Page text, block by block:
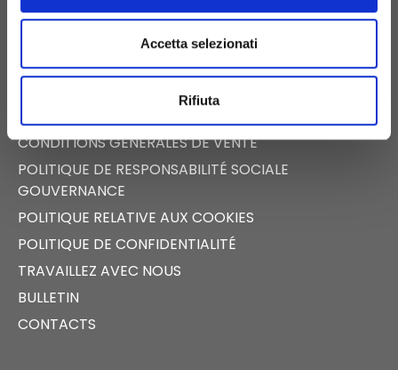
Accetta selezionati
Rifiuta
SALLE DE PRESSE
CERTIFICATIONS
CONDITIONS GÉNÉRALES DE VENTE
POLITIQUE DE RESPONSABILITÉ SOCIALE
GOUVERNANCE
POLITIQUE RELATIVE AUX COOKIES
POLITIQUE DE CONFIDENTIALITÉ
TRAVAILLEZ AVEC NOUS
BULLETIN
CONTACTS